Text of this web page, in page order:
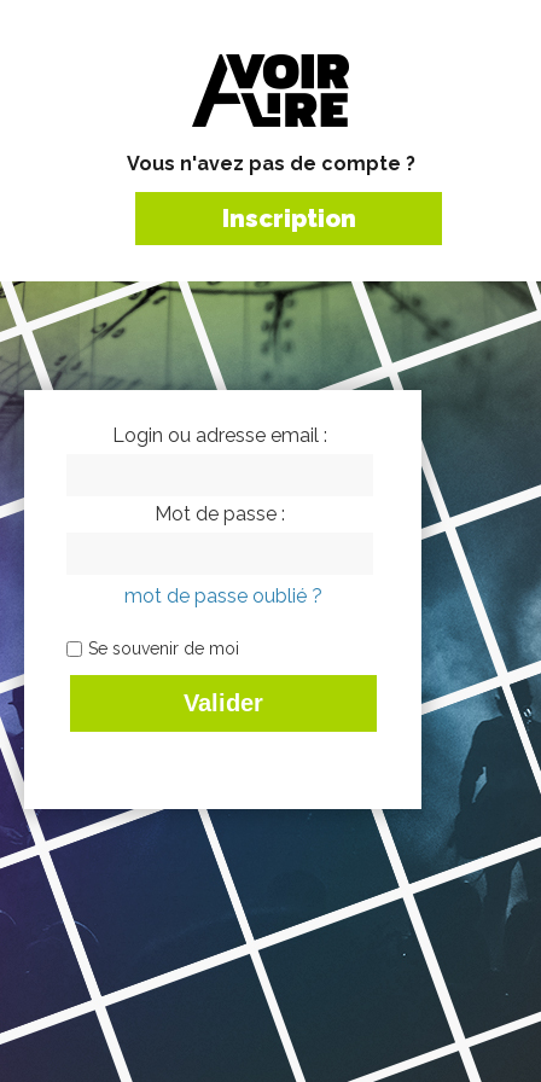
Vous n'avez pas de compte ?
Inscription
Login ou adresse email :
Mot de passe :
mot de passe oublié ?
Se souvenir de moi